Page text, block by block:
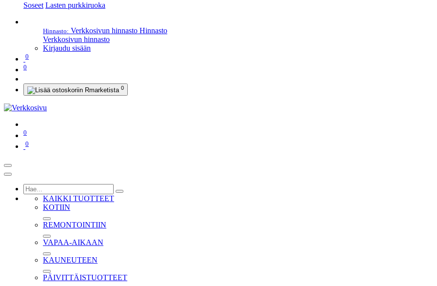
Soseet Lasten purkkiruoka
Hinnasto: Verkkosivun hinnasto Hinnasto
Verkkosivun hinnasto
Kirjaudu sisään
0
0
0
0
0
KAIKKI TUOTTEET
KOTIIN
REMONTOINTIIN
VAPAA-AIKAAN
KAUNEUTEEN
PÄIVITTÄISTUOTTEET